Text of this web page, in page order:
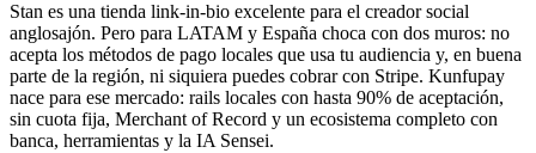
Stan es una tienda link-in-bio excelente para el creador social
anglosajón. Pero para LATAM y España choca con dos muros: no
acepta los métodos de pago locales que usa tu audiencia y, en buena
parte de la región, ni siquiera puedes cobrar con Stripe. Kunfupay
nace para ese mercado: rails locales con hasta 90% de aceptación,
sin cuota fija, Merchant of Record y un ecosistema completo con
banca, herramientas y la IA Sensei.